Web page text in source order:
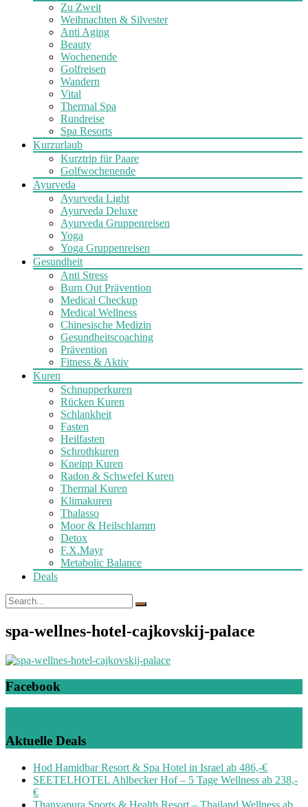
Zu Zweit
Weihnachten & Silvester
Anti Aging
Beauty
Wochenende
Golfreisen
Wandern
Vital
Thermal Spa
Rundreise
Spa Resorts
Kurzurlaub
Kurztrip für Paare
Golfwochenende
Ayurveda
Ayurveda Light
Ayurveda Deluxe
Ayurveda Gruppenreisen
Yoga
Yoga Gruppenreisen
Gesundheit
Anti Stress
Burn Out Prävention
Medical Checkup
Medical Wellness
Chinesische Medizin
Gesundheitscoaching
Prävention
Fitness & Aktiv
Kuren
Schnupperkuren
Rücken Kuren
Schlankheit
Fasten
Heilfasten
Schrothkuren
Kneipp Kuren
Radon & Schwefel Kuren
Thermal Kuren
Klimakuren
Thalasso
Moor & Heilschlamm
Detox
F.X.Mayr
Metabolic Balance
Deals
spa-wellnes-hotel-cajkovskij-palace
Facebook
Aktuelle Deals
Hod Hamidbar Resort & Spa Hotel in Israel ab 486,-€
SEETELHOTEL Ahlbecker Hof – 5 Tage Wellness ab 238,-
€
Thanyapura Sports & Health Resort – Thailand Wellness ab